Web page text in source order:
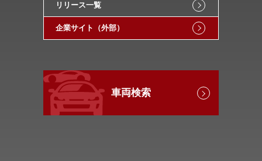
リリース一覧
企業サイト（外部）
車両検索